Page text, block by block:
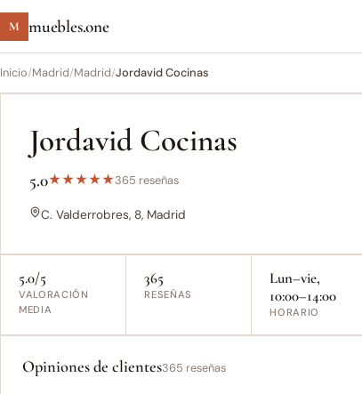
M muebles.one
Inicio/Madrid/Madrid/Jordavid Cocinas
Jordavid Cocinas
5.0★★★★★365 reseñas
C. Valderrobres, 8, Madrid
5.0/5
VALORACIÓN
MEDIA
365
RESEÑAS
Lun–vie,
10:00–14:00
HORARIO
Opiniones de clientes365 reseñas